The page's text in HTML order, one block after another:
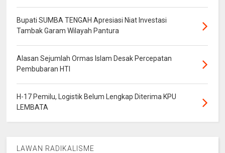
Bupati SUMBA TENGAH Apresiasi Niat Investasi
Tambak Garam Wilayah Pantura
Alasan Sejumlah Ormas Islam Desak Percepatan
Pembubaran HTI
H-17 Pemilu, Logistik Belum Lengkap Diterima KPU
LEMBATA
LAWAN RADIKALISME